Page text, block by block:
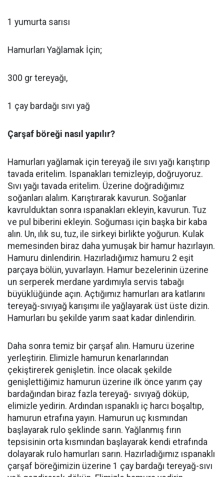
1 yumurta sarısı
Hamurları Yağlamak İçin;
300 gr tereyağı,
1 çay bardağı sıvı yağ
Çarşaf böreği nasıl yapılır?
Hamurları yağlamak için tereyağ ile sıvı yağı karıştırıp
tavada eritelim. Ispanakları temizleyip, doğruyoruz.
Sıvı yağı tavada eritelim. Üzerine doğradığımız
soğanları alalım. Karıştırarak kavurun. Soğanlar
kavrulduktan sonra ıspanakları ekleyin, kavurun. Tuz
ve pul biberini ekleyin. Soğuması için başka bir kaba
alın. Un, ılık su, tuz, ile sirkeyi birlikte yoğurun. Kulak
memesinden biraz daha yumuşak bir hamur hazırlayın.
Hamuru dinlendirin. Hazırladığımız hamuru 2 eşit
parçaya bölün, yuvarlayın. Hamur bezelerinin üzerine
un serperek merdane yardımıyla servis tabağı
büyüklüğünde açın. Açtığımız hamurları ara katlarını
tereyağ-sıvıyağ karışımı ile yağlayarak üst üste dizin.
Hamurları bu şekilde yarım saat kadar dinlendirin.
Daha sonra temiz bir çarşaf alın. Hamuru üzerine
yerleştirin. Elimizle hamurun kenarlarından
çekiştirerek genişletin. İnce olacak şekilde
genişlettiğimiz hamurun üzerine ilk önce yarım çay
bardağından biraz fazla tereyağ- sıvıyağ döküp,
elimizle yedirin. Ardından ıspanaklı iç harcı boşaltıp,
hamurun etrafına yayın. Hamurun uç kısmından
başlayarak rulo şeklinde sarın. Yağlanmış fırın
tepsisinin orta kısmından başlayarak kendi etrafında
dolayarak rulo hamurları sarın. Hazırladığımız ıspanaklı
çarşaf böreğimizin üzerine 1 çay bardağı tereyağ-sıvı